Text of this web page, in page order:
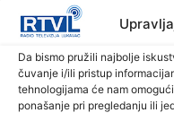
Da bismo pružili najbolje
čuvanje i/ili pristup
tehnologijama će nam
ponašanje pri pregledanju ili